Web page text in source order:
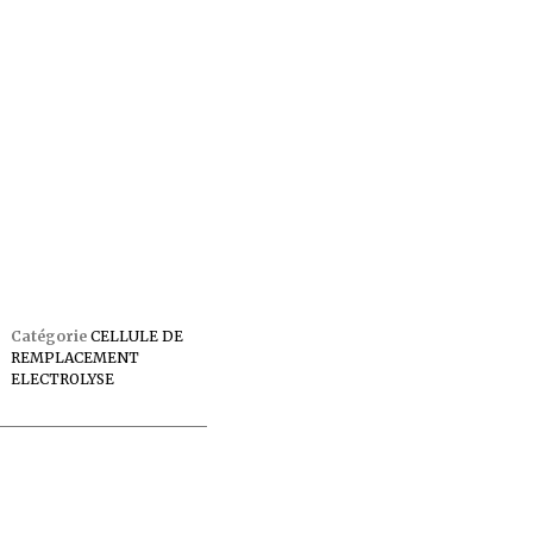
Catégorie CELLULE DE
REMPLACEMENT
ELECTROLYSE